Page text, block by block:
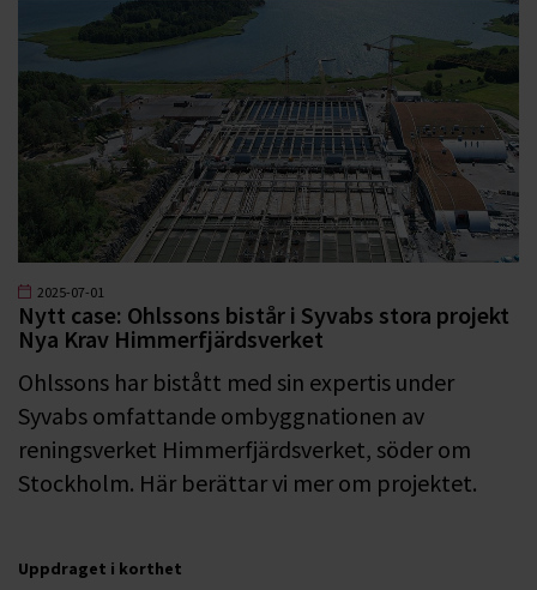
2025-07-01
Nytt case: Ohlssons bistår i Syvabs stora projekt
Nya Krav Himmerfjärdsverket
Ohlssons har bistått med sin expertis under
Syvabs omfattande ombyggnationen av
reningsverket Himmerfjärdsverket, söder om
Stockholm. Här berättar vi mer om projektet.
Uppdraget i korthet